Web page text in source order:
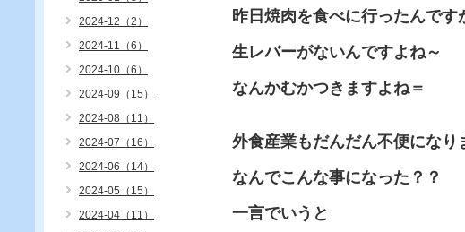
昨日焼肉を食べに行ったんです
生レバーがないんですよね～
なんかむかつきますよね＝
外食産業もだんだん不便になり
なんでこんな事になった？？
一言でいうと
2024-12（2）
2024-11（6）
2024-10（6）
2024-09（15）
2024-08（11）
2024-07（16）
2024-06（14）
2024-05（15）
2024-04（11）